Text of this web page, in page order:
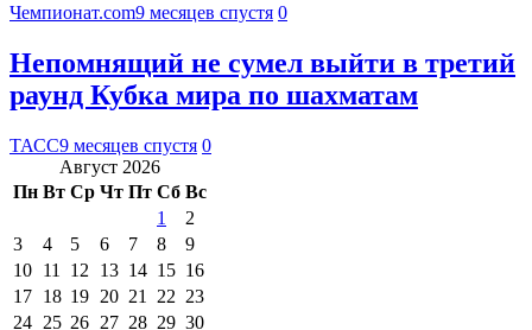
Чемпионат.com9 месяцев спустя 0
Непомнящий не сумел выйти в третий
раунд Кубка мира по шахматам
ТАСС9 месяцев спустя 0
Август 2026
Пн Вт Ср Чт Пт Сб Вс
1
2
3
4 5 6 7 8
9
10 11 12 13 14 15 16
17 18 19 20 21 22 23
24 25 26 27 28 29 30